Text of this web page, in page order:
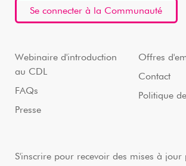
Se connecter à la Communauté
Webinaire d'introduction
au CDL
FAQs
Presse
Offres
Contact
Politique
S'inscrire pour recevoir des mises à jour